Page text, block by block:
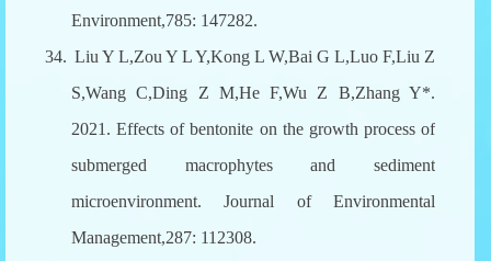
Environment,785: 147282.
34. Liu Y L,Zou Y L Y,Kong L W,Bai G L,Luo F,Liu Z
S,Wang C,Ding Z M,He F,Wu Z B,Zhang Y*.
2021. Effects of bentonite on the growth process of
submerged macrophytes and sediment
microenvironment. Journal of Environmental
Management,287: 112308.